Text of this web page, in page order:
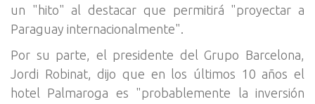
un "hito" al destacar que permitirá "proyectar a
Paraguay internacionalmente".
Por su parte, el presidente del Grupo Barcelona,
Jordi Robinat, dijo que en los últimos 10 años el
hotel Palmaroga es "probablemente la inversión